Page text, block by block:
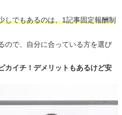
しでもあるのは、1記事固定報酬制
ので、自分に合っている方を選び
カイチ！デメリットもあるけど安